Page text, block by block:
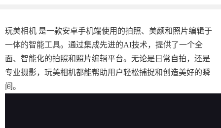
玩美相机 是一款安卓手机端使用的拍照、美颜和照片编辑于
一体的智能工具。通过集成先进的AI技术，提供了一个全
面、智能化的拍照和照片编辑平台。无论是日常自拍，还是
专业摄影，玩美相机都能帮助用户轻松捕捉和创造美好的瞬
间。